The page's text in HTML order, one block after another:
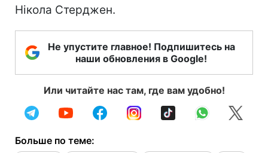
Нікола Стерджен.
Не упустите главное! Подпишитесь на
наши обновления в Google!
Или читайте нас там, где вам удобно!
Больше по теме: